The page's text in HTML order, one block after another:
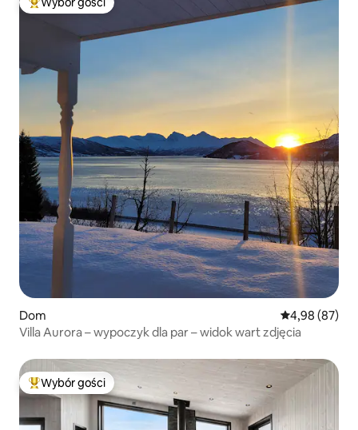
Najpopularniejsze z kategorii Wybór gości
Dom Średnia
4,98 (87)
Villa Aurora – wypoczyk dla par – widok wart zdjęcia
Najpopularniejsze z kategorii Wybór gości
Wybór gości